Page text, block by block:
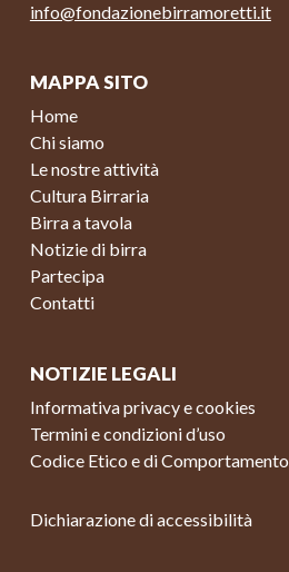
info@fondazionebirramoretti.it
MAPPA SITO
Home
Chi siamo
Le nostre attività
Cultura Birraria
Birra a tavola
Notizie di birra
Partecipa
Contatti
NOTIZIE LEGALI
Informativa privacy e cookies
Termini e condizioni d’uso
Codice Etico e di Comportamento
Dichiarazione di accessibilità